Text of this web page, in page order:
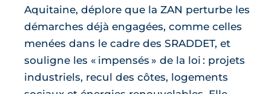
Aquitaine, déplore que la ZAN perturbe les
démarches déjà engagées, comme celles
menées dans le cadre des SRADDET, et
souligne les « impensés » de la loi : projets
industriels, recul des côtes, logements